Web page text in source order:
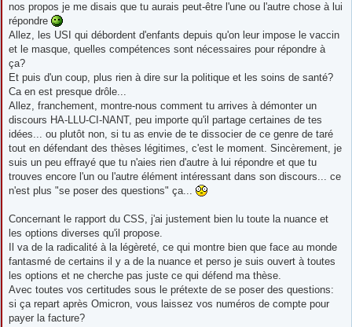
nos propos je me disais que tu aurais peut-être l'une ou l'autre chose à lui
répondre
Allez, les USI qui débordent d'enfants depuis qu'on leur impose le vaccin
et le masque, quelles compétences sont nécessaires pour répondre à
ça?
Et puis d'un coup, plus rien à dire sur la politique et les soins de santé?
Ca en est presque drôle...
Allez, franchement, montre-nous comment tu arrives à démonter un
discours HA-LLU-CI-NANT, peu importe qu'il partage certaines de tes
idées... ou plutôt non, si tu as envie de te dissocier de ce genre de taré
tout en défendant des thèses légitimes, c'est le moment. Sincèrement, je
suis un peu effrayé que tu n'aies rien d'autre à lui répondre et que tu
trouves encore l'un ou l'autre élément intéressant dans son discours... ce
n'est plus "se poser des questions" ça...
Concernant le rapport du CSS, j'ai justement bien lu toute la nuance et
les options diverses qu'il propose.
Il va de la radicalité à la légèreté, ce qui montre bien que face au monde
fantasmé de certains il y a de la nuance et perso je suis ouvert à toutes
les options et ne cherche pas juste ce qui défend ma thèse.
Avec toutes vos certitudes sous le prétexte de se poser des questions:
si ça repart après Omicron, vous laissez vos numéros de compte pour
payer la facture?